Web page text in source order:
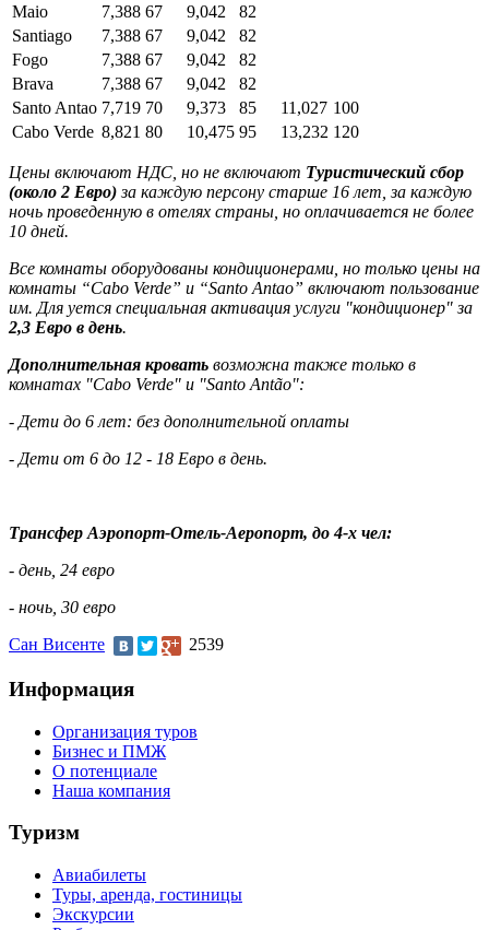
Maio
7,388 67 9,042
82
Santiago
7,388 67 9,042
82
Fogo
7,388 67 9,042
82
Brava
7,388 67 9,042
82
Santo Antao 7,719 70 9,373 85 11,027 100
Cabo Verde 8,821 80 10,475 95 13,232 120
Цены включают НДС, но не включают Туристический сбор
(около 2 Евро)за каждую персону старше 16 лет, за каждую
ночь проведенную в отелях страны, но оплачивается не более
10 дней.
Все комнаты оборудованы кондиционерами, но только цены на
комнаты “Cabo Verde” и “Santo Antao” включают пользование
им. Для уется специальная активация услуги "кондиционер" за
2,3 Евро в день.
Дополнительная кровать возможна также только в
комнатах "Cabo Verde" и "Santo Antão":
- Дети до 6 лет: без дополнительной оплаты
- Дети от 6 до 12 - 18 Евро в день.
Трансфер Аэропорт-Отель-Аеропорт, до 4-х чел:
- день, 24 евро
- ночь, 30 евро
Сан Висенте
2539
Информация
Организация туров
Бизнес и ПМЖ
О потенциале
Наша компания
Туризм
Авиабилеты
Туры, аренда, гостиницы
Экскурсии